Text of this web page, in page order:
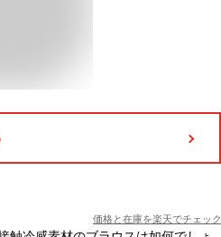
価格と在庫を楽天でチェック